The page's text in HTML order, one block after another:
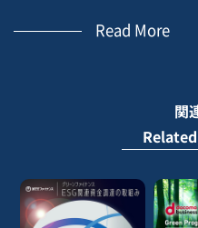
Development of a unique
environmental
essential element of
the OECD in its Green
Read More
関